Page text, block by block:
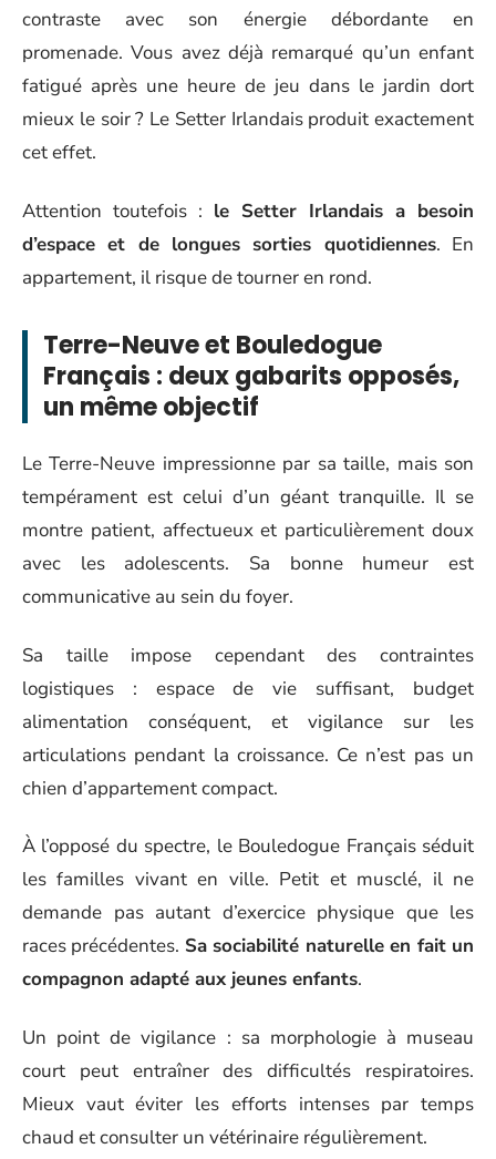
contraste avec son énergie débordante en
promenade. Vous avez déjà remarqué qu’un enfant
fatigué après une heure de jeu dans le jardin dort
mieux le soir ? Le Setter Irlandais produit exactement
cet effet.
Attention toutefois : le Setter Irlandais a besoin
d’espace et de longues sorties quotidiennes. En
appartement, il risque de tourner en rond.
Terre-Neuve et Bouledogue
Français : deux gabarits opposés,
un même objectif
Le Terre-Neuve impressionne par sa taille, mais son
tempérament est celui d’un géant tranquille. Il se
montre patient, affectueux et particulièrement doux
avec les adolescents. Sa bonne humeur est
communicative au sein du foyer.
Sa taille impose cependant des contraintes
logistiques : espace de vie suffisant, budget
alimentation conséquent, et vigilance sur les
articulations pendant la croissance. Ce n’est pas un
chien d’appartement compact.
À l’opposé du spectre, le Bouledogue Français séduit
les familles vivant en ville. Petit et musclé, il ne
demande pas autant d’exercice physique que les
races précédentes. Sa sociabilité naturelle en fait un
compagnon adapté aux jeunes enfants.
Un point de vigilance : sa morphologie à museau
court peut entraîner des difficultés respiratoires.
Mieux vaut éviter les efforts intenses par temps
chaud et consulter un vétérinaire régulièrement.